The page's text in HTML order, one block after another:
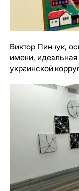
Виктор Пинчук,
имени,
украинской